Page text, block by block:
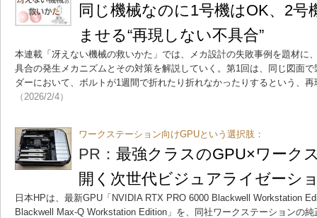
同じ機械なのに1号機はOK、2
ませる“再現しない不具合”
本連載「冴えない機械の救いかた」では、メカ設計の失敗事例を題材に
具合の発生メカニズムとその対策を解説していく。第1回は、同じ図面
ダーにおいて、ボルトが1週間で折れたり折れなかったりするという、
（2026/2/4）
ワークステーション向けGPUという選択肢：
PR： 最強クラスのGPU×ワーク
開く次世代ビジュアライゼーシ
日本HPは、最新GPU「NVIDIA RTX PRO 6000 Blackwell Workstation
Blackwell Max-Q Workstation Edition」を、同社ワークステーションの